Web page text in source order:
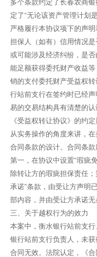
多个条款约定了长春农商
定了“无论该资产管理计划
严格履行本协议项下的声
担保人（如有）信用情况
或可能涉及经济纠纷，是
能足额获得委托财产收益
销的支付委托财产受益权
行站前支行在签约时已经
易的交易结构具有清楚的
《受益权转让协议》的约定
从实务操作的角度来讲，
合同条款的设计。合同条
第一，在协议中设置“瑕疵
除转让方的瑕疵担保责任
承诺”条款，由受让方声明
部内容，并由受让方承诺无
三、关于越权行为的效力
本案中，衡水银行站前支
银行站前支行负责人，未
合同无效。法院认定，《